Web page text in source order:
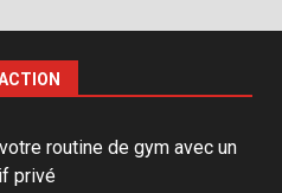
routine de gym avec un
privé